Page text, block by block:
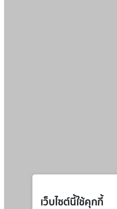
เว็บไซต์นี้ใช้คุกกี้